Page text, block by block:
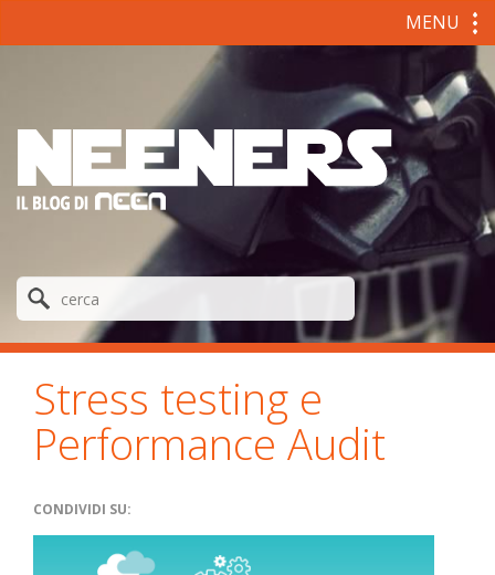
MENU
Stress testing e
Performance Audit
CONDIVIDI SU: